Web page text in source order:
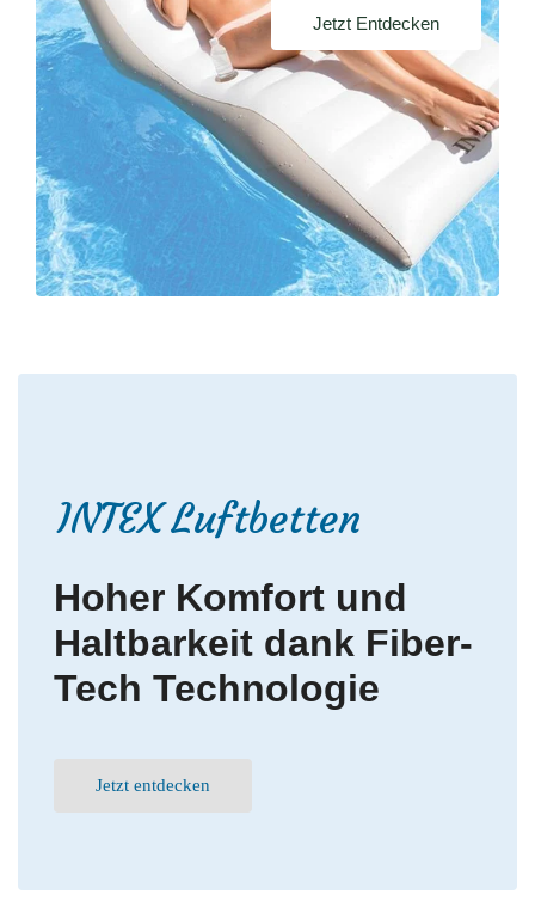
Jetzt Entdecken
INTEX Luftbetten
Hoher Komfort und
Haltbarkeit dank Fiber-
Tech Technologie
Jetzt entdecken